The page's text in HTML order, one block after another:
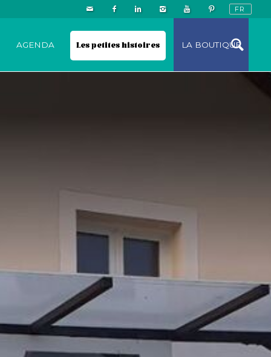
AGENDA Les petites histoires LA BOUTIQUE